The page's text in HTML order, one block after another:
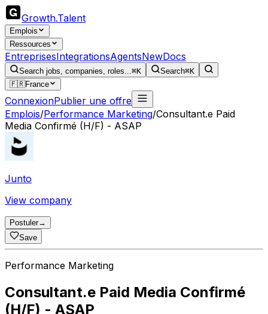
Growth.Talent
Emplois
Ressources
EntreprisesIntegrationsAgentsNewDocs
Search jobs, companies, roles...⌘K Search⌘K
🇫🇷France
ConnexionPublier une offre
Emplois/Performance Marketing/Consultant.e Paid
Media Confirmé (H/F) - ASAP
Junto
View company
Postuler→
Save
Performance Marketing
Consultant.e Paid Media Confirmé
(H/F) - ASAP